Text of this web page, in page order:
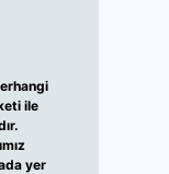
ile
yer